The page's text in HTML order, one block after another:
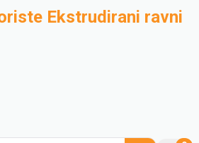
Ekstrudirani ravni